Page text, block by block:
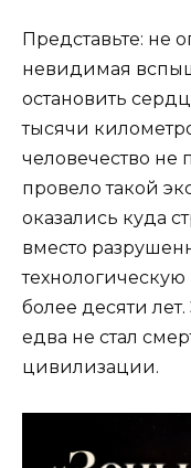
Представьте: не
невидимая
остановить
тысячи
человечество не
провело такой
оказались куда
вместо
технологическую
более десяти
едва не стал
цивилизации.